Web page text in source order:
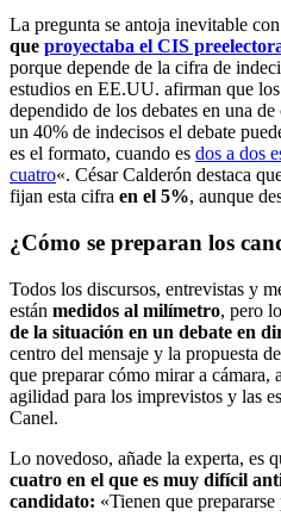
La pregunta se antoja inevitable con
que proyectaba el CIS
porque depende de la cifra de
estudios en EE.UU. afirman que
dependido de los debates en una
un 40% de indecisos el debate
es el formato, cuando es dos a dos
cuatro«. César Calderón destaca
fijan esta cifra en el 5%, aunque
¿Cómo se preparan los
Todos los discursos, entrevistas y
están medidos al milímetro, pero
de la situación en un debate en
centro del mensaje y la propuesta
que preparar cómo mirar a cámara,
agilidad para los imprevistos y las
Canel.
Lo novedoso, añade la experta, es
cuatro en el que es muy difícil
candidato: «Tienen que